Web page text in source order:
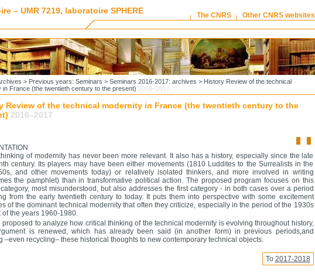
– UMR 7219, laboratoire SPHERE The CNRS Other CNRS websites
> Previous years: Seminars > Seminars 2016-2017: archives > History Review of the technical
in France (the twentieth century to the present) 2016–2017
Review of the technical modernity in France (the twentieth century to the
2016–2017
of modernity has never been more relevant. It also has a history, especially since the late
century. Its players may have been either movements (1810 Luddites to the Surrealists in the
and other movements today) or relatively isolated thinkers, and more involved in writing
the pamphlet) than in transformative political action. The proposed program focuses on this
most misunderstood, but also addresses the first category - in both cases over a period
from the early twentieth century to today. It puts them into perspective with some excitement
of the dominant technical modernity that often they criticize, especially in the period of the 1930s
of the years 1960-1980.
proposed to analyze how critical thinking of the technical modernity is evolving throughout history,
is renewed, which has already been said (in another form) in previous periods,and
–even recycling– these historical thoughts to new contemporary technical objects.
To 2017-2018